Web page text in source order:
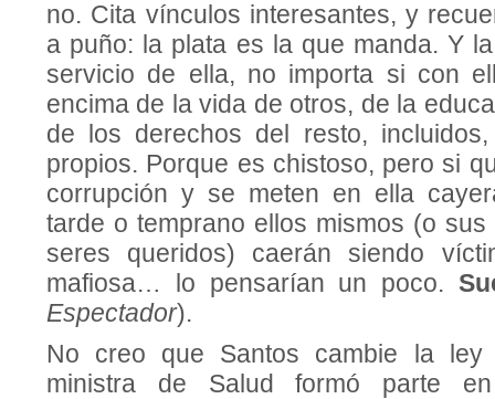
no. Cita vínculos interesantes, y
a puño: la plata es la que manda. Y
servicio de ella, no importa si con
encima de la vida de otros, de la
de los derechos del resto,
propios. Porque es chistoso, pero si
corrupción y se meten en ella
tarde o temprano ellos mismos (o sus
seres queridos) caerán siendo
mafiosa… lo pensarían un poco.
Espectador).
No creo que Santos cambie la
ministra de Salud formó parte